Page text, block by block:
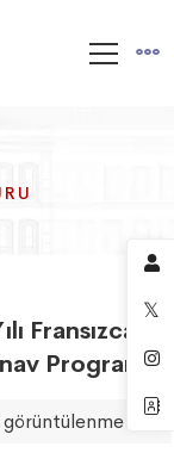
Fransızca
Programı
görüntülenme